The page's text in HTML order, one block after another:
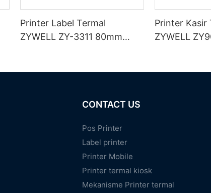
Printer Label Termal
ZYWELL ZY-3311 80mm
Printer Kasir
ZYWELL
CONTACT US
Pos Printer
Label printer
Printer Mobile
Printer termal kiosk
Mekanisme Printer termal